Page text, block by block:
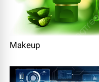
Makeup